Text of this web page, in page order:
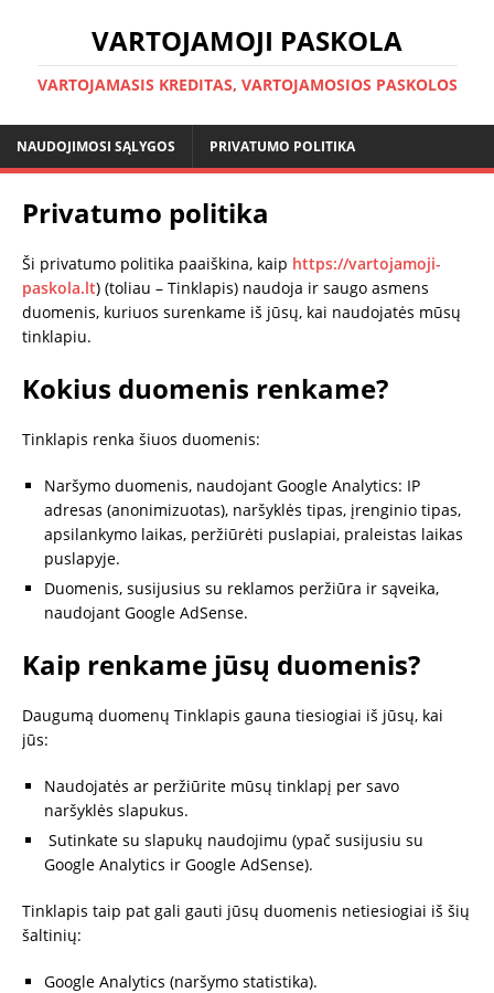
VARTOJAMOJI PASKOLA
VARTOJAMASIS KREDITAS, VARTOJAMOSIOS PASKOLOS
NAUDOJIMOSI SĄLYGOS PRIVATUMO POLITIKA
Privatumo politika
Ši privatumo politika paaiškina, kaip https://vartojamoji-
paskola.lt) (toliau – Tinklapis) naudoja ir saugo asmens
duomenis, kuriuos surenkame iš jūsų, kai naudojatės mūsų
tinklapiu.
Kokius duomenis renkame?
Tinklapis renka šiuos duomenis:
Naršymo duomenis, naudojant Google Analytics: IP
adresas (anonimizuotas), naršyklės tipas, įrenginio tipas,
apsilankymo laikas, peržiūrėti puslapiai, praleistas laikas
puslapyje.
Duomenis, susijusius su reklamos peržiūra ir sąveika,
naudojant Google AdSense.
Kaip renkame jūsų duomenis?
Daugumą duomenų Tinklapis gauna tiesiogiai iš jūsų, kai
jūs:
Naudojatės ar peržiūrite mūsų tinklapį per savo
naršyklės slapukus.
Sutinkate su slapukų naudojimu (ypač susijusiu su
Google Analytics ir Google AdSense).
Tinklapis taip pat gali gauti jūsų duomenis netiesiogiai iš šių
šaltinių:
Google Analytics (naršymo statistika).